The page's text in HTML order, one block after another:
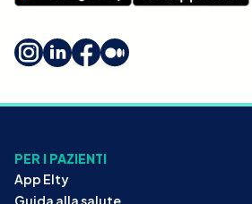
PER I PAZIENTI
App Elty
Guida alla salute